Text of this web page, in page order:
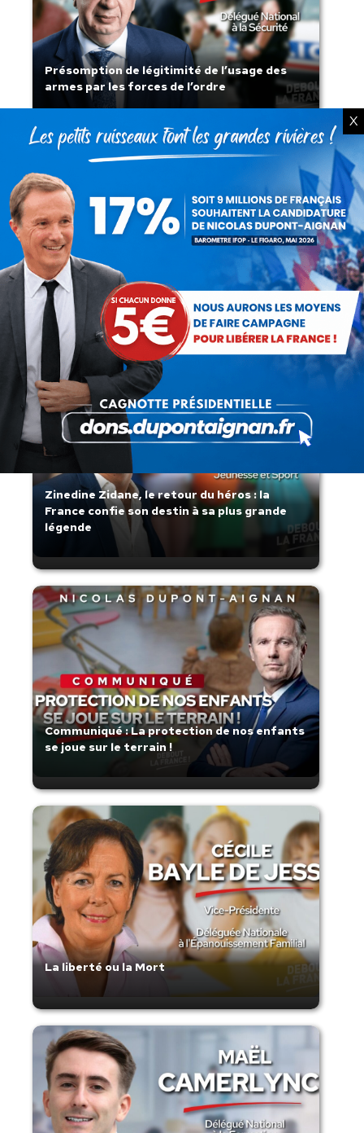
Présomption de légitimité de l’usage des
armes par les forces de l’ordre
Lorsque tout flambe et que l’État
s’affaisse.
Zinedine Zidane, le retour du héros : la
France confie son destin à sa plus grande
légende
Communiqué : La protection de nos enfants
se joue sur le terrain !
La liberté ou la Mort
X